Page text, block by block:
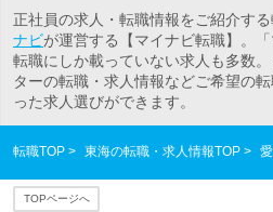
正社員の求人・転職情報をご紹介する
ナビが運営する【マイナビ転職】。
転職にしか載っていない求人も多数。
ターの転職・求人情報などご希望の
った求人選びができます。
転職TOP 東海の転職・求人情報TOP
TOPページへ